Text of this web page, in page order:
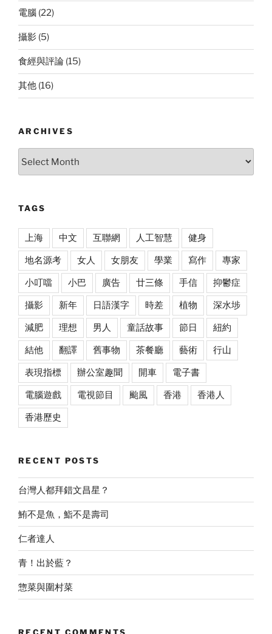
電腦 (22)
攝影 (5)
食經與評論 (15)
其他 (16)
ARCHIVES
TAGS
上海 中文 互聯網 人工智慧 健身
地名源考 女人 女朋友 學業 寫作 專家
小叮噹 小巴 廣告 廿三條 手信 抑鬱症
攝影 新年 日語漢字 時差 植物 深水埗
減肥 理想 男人 童話故事 節日 紐約
結他 翻譯 舊事物 茶餐廳 藝術 行山
表現指標 辦公室趣聞 開車 電子書
電腦遊戲 電視節目 颱風 香港 香港人
香港歷史
RECENT POSTS
台灣人都拜錯文昌星？
鮪不是魚，鮨不是壽司
仁者達人
青！出於藍？
惣菜與圍村菜